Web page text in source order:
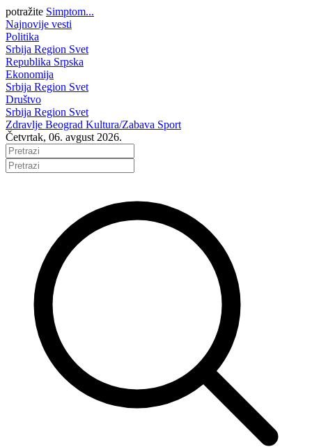
potražite Simptom...
Najnovije vesti
Politika
Srbija Region Svet
Republika Srpska
Ekonomija
Srbija Region Svet
Društvo
Srbija Region Svet
Zdravlje Beograd Kultura/Zabava Sport
Četvrtak, 06. avgust 2026.